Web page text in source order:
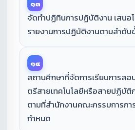
๑๓
จัดทำปฏิทินการปฏิบัติงาน เสนอ
รายงานการปฏิบัติงานตามลำดับ
๑๔
สถานศึกษาที่จัดการเรียนการส
ตรีสายเทคโนโลยีหรือสายปฏิบัติก
ตามที่สำนักงานคณะกรรมการกา
กำหนด